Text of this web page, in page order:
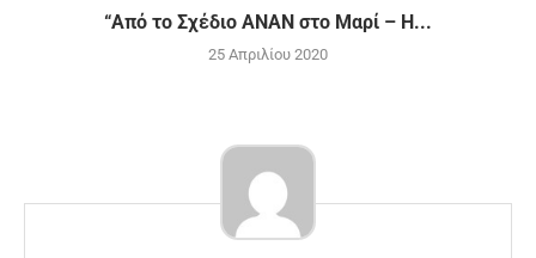
“Από το Σχέδιο ΑΝΑΝ στο Μαρί – Η...
25 Απριλίου 2020